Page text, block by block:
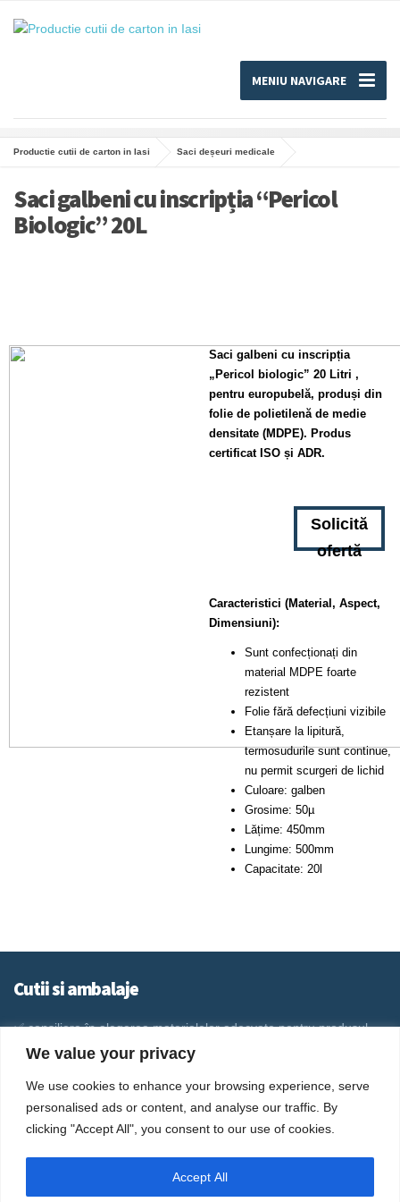
We value your privacy
We use cookies to enhance your browsing experience, serve
personalised ads or content, and analyse our traffic. By
clicking "Accept All", you consent to our use of cookies.
Accept All
MENIU NAVIGARE
Productie cutii de carton in Iasi Saci deșeuri medicale
Saci galbeni cu inscripția “Pericol
Biologic” 20L
Saci galbeni cu inscripția
„Pericol biologic” 20 Litri ,
pentru europubelă, produși din
folie de polietilenă de medie
densitate (MDPE). Produs
certificat ISO și ADR.
Solicită
ofertă
Caracteristici (Material, Aspect,
Dimensiuni):
Sunt confecționați din
material MDPE foarte
rezistent
Folie fără defecțiuni vizibile
Etanșare la lipitură,
termosudurile sunt continue,
nu permit scurgeri de lichid
Culoare: galben
Grosime: 50µ
Lățime: 450mm
Lungime: 500mm
Capacitate: 20l
Cutii si ambalaje
✅ consiliere în alegerea materialelor adecvate pentru produsul
dorit
✅ consiliere în legătură cu forma necesară a ambalajului
✅ consiliere în legătură cu grafica ce poate fi imprimată pe
ambalaj
✅ execuție grafică (grafica este realizată după modelul dvs.)
✅ imprimare conform specificațiilor